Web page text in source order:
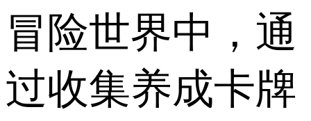
冒险世界中，通
过收集养成卡牌